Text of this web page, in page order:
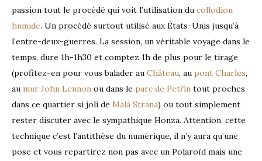
passion tout le procédé qui voit l’utilisation du collodion
humide. Un procédé surtout utilisé aux États-Unis jusqu’à
l’entre-deux-guerres. La session, un véritable voyage dans le
temps, dure 1h-1h30 et comptez 1h de plus pour le tirage
(profitez-en pour vous balader au Château, au pont Charles,
au mur John Lennon ou dans le parc de Petřín tout proches
dans ce quartier si joli de Malá Strana) ou tout simplement
rester discuter avec le sympathique Honza. Attention, cette
technique c’est l’antithèse du numérique, il n’y aura qu’une
pose et vous repartirez non pas avec un Polaroïd mais une